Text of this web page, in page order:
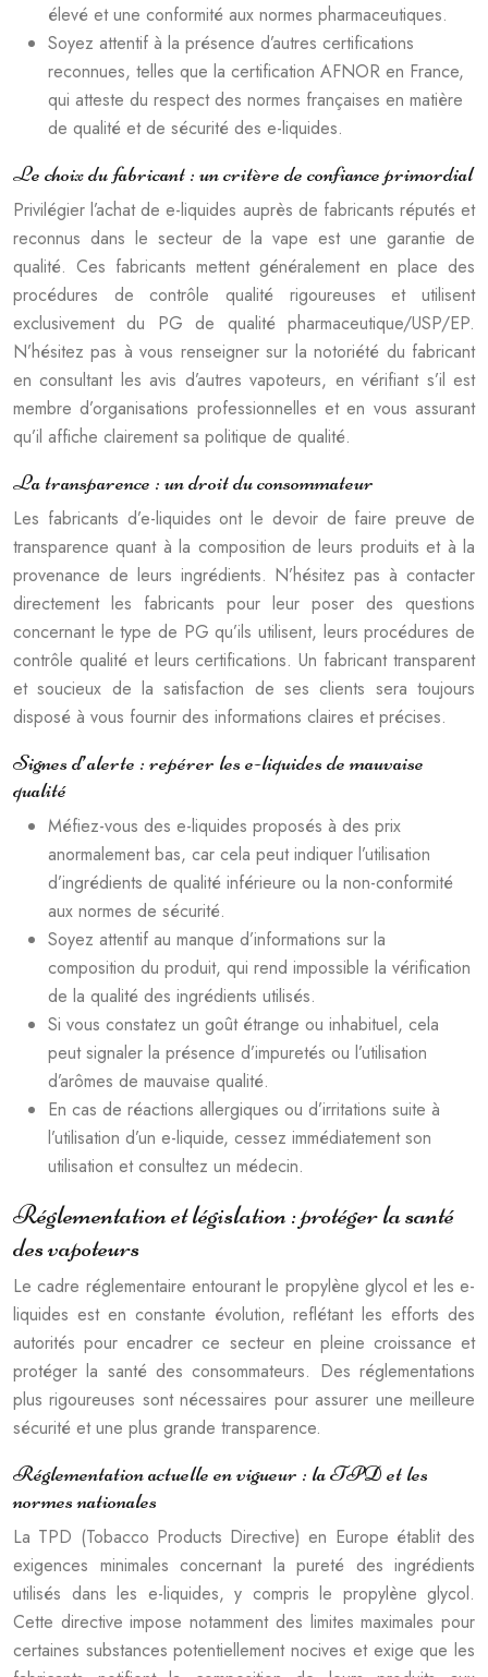
élevé et une conformité aux normes pharmaceutiques.
Soyez attentif à la présence d’autres certifications
reconnues, telles que la certification AFNOR en France,
qui atteste du respect des normes françaises en matière
de qualité et de sécurité des e-liquides.
Le choix du fabricant : un critère de confiance primordial
Privilégier l’achat de e-liquides auprès de fabricants réputés et
reconnus dans le secteur de la vape est une garantie de
qualité. Ces fabricants mettent généralement en place des
procédures de contrôle qualité rigoureuses et utilisent
exclusivement du PG de qualité pharmaceutique/USP/EP.
N’hésitez pas à vous renseigner sur la notoriété du fabricant
en consultant les avis d’autres vapoteurs, en vérifiant s’il est
membre d’organisations professionnelles et en vous assurant
qu’il affiche clairement sa politique de qualité.
La transparence : un droit du consommateur
Les fabricants d’e-liquides ont le devoir de faire preuve de
transparence quant à la composition de leurs produits et à la
provenance de leurs ingrédients. N’hésitez pas à contacter
directement les fabricants pour leur poser des questions
concernant le type de PG qu’ils utilisent, leurs procédures de
contrôle qualité et leurs certifications. Un fabricant transparent
et soucieux de la satisfaction de ses clients sera toujours
disposé à vous fournir des informations claires et précises.
Signes d’alerte : repérer les e-liquides de mauvaise
qualité
Méfiez-vous des e-liquides proposés à des prix
anormalement bas, car cela peut indiquer l’utilisation
d’ingrédients de qualité inférieure ou la non-conformité
aux normes de sécurité.
Soyez attentif au manque d’informations sur la
composition du produit, qui rend impossible la vérification
de la qualité des ingrédients utilisés.
Si vous constatez un goût étrange ou inhabituel, cela
peut signaler la présence d’impuretés ou l’utilisation
d’arômes de mauvaise qualité.
En cas de réactions allergiques ou d’irritations suite à
l’utilisation d’un e-liquide, cessez immédiatement son
utilisation et consultez un médecin.
Réglementation et législation : protéger la santé
des vapoteurs
Le cadre réglementaire entourant le propylène glycol et les e-
liquides est en constante évolution, reflétant les efforts des
autorités pour encadrer ce secteur en pleine croissance et
protéger la santé des consommateurs. Des réglementations
plus rigoureuses sont nécessaires pour assurer une meilleure
sécurité et une plus grande transparence.
Réglementation actuelle en vigueur : la TPD et les
normes nationales
La TPD (Tobacco Products Directive) en Europe établit des
exigences minimales concernant la pureté des ingrédients
utilisés dans les e-liquides, y compris le propylène glycol.
Cette directive impose notamment des limites maximales pour
certaines substances potentiellement nocives et exige que les